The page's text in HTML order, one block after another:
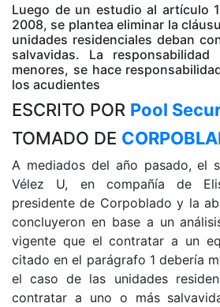
Luego de un estudio al artículo
2008, se plantea eliminar la
unidades residenciales deban
salvavidas. La
menores, se hace
los acudientes
ESCRITO POR Pool
TOMADO DE
A mediados del año pasado, el
Vélez U, en compañía de
presidente de Corpoblado y la
concluyeron en base a un
vigente que el contratar a un
citado en el parágrafo 1 debería
el caso de las unidades
contratar a uno o más